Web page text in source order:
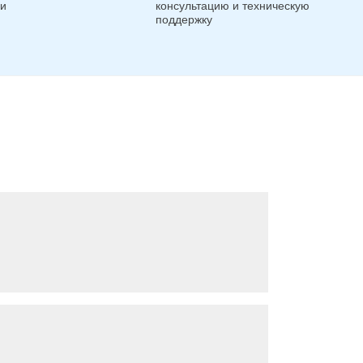
консультацию и техническую
поддержку